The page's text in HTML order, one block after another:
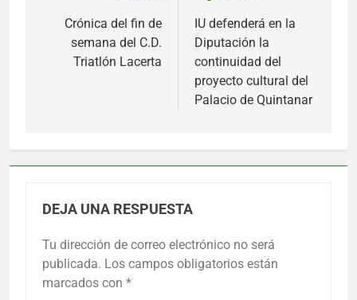
entradas
Crónica del fin de
semana del C.D.
Triatlón Lacerta
IU defenderá en la
Diputación la
continuidad del
proyecto cultural del
Palacio de Quintanar
DEJA UNA RESPUESTA
Tu dirección de correo electrónico no será
publicada. Los campos obligatorios están
marcados con *